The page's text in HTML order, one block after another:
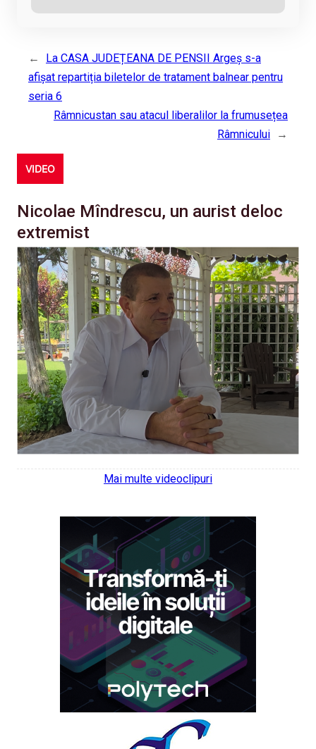
←
La CASA JUDEȚEANA DE PENSII Argeș s-a
afișat repartiția biletelor de tratament balnear pentru
seria 6
Râmnicustan sau atacul liberalilor la frumusețea
Râmnicului
→
VIDEO
Nicolae Mîndrescu, un aurist deloc
extremist
Mai multe videoclipuri